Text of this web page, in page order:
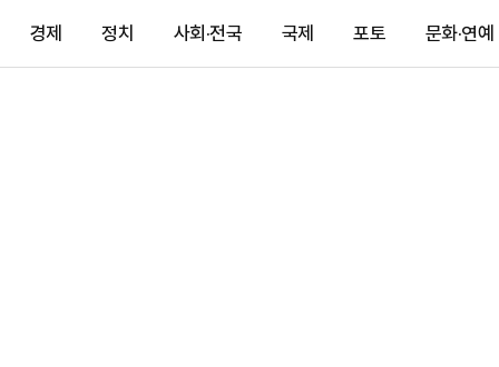
경제 정치 사회·전국 국제 포토 문화·연예